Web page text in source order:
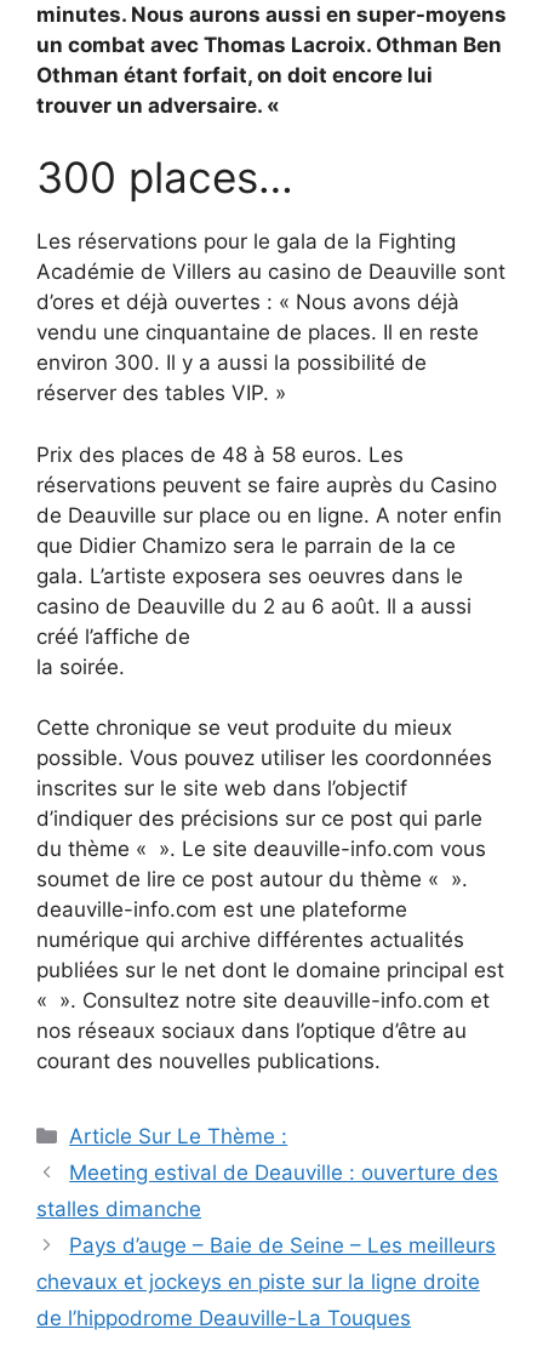
minutes. Nous aurons aussi en super-moyens
un combat avec Thomas Lacroix. Othman Ben
Othman étant forfait, on doit encore lui
trouver un adversaire. «
300 places…
Les réservations pour le gala de la Fighting
Académie de Villers au casino de Deauville sont
d’ores et déjà ouvertes : « Nous avons déjà
vendu une cinquantaine de places. Il en reste
environ 300. Il y a aussi la possibilité de
réserver des tables VIP. »
Prix des places de 48 à 58 euros. Les
réservations peuvent se faire auprès du Casino
de Deauville sur place ou en ligne. A noter enfin
que Didier Chamizo sera le parrain de la ce
gala. L’artiste exposera ses oeuvres dans le
casino de Deauville du 2 au 6 août. Il a aussi
créé l’affiche de
la soirée.
Cette chronique se veut produite du mieux
possible. Vous pouvez utiliser les coordonnées
inscrites sur le site web dans l’objectif
d’indiquer des précisions sur ce post qui parle
du thème « ». Le site deauville-info.com vous
soumet de lire ce post autour du thème « ».
deauville-info.com est une plateforme
numérique qui archive différentes actualités
publiées sur le net dont le domaine principal est
« ». Consultez notre site deauville-info.com et
nos réseaux sociaux dans l’optique d’être au
courant des nouvelles publications.
Catégories
Article Sur Le Thème :
Navigation
des
Meeting estival de Deauville : ouverture des
stalles dimanche
Pays d’auge – Baie de Seine – Les meilleurs
chevaux et jockeys en piste sur la ligne droite
de l’hippodrome Deauville-La Touques